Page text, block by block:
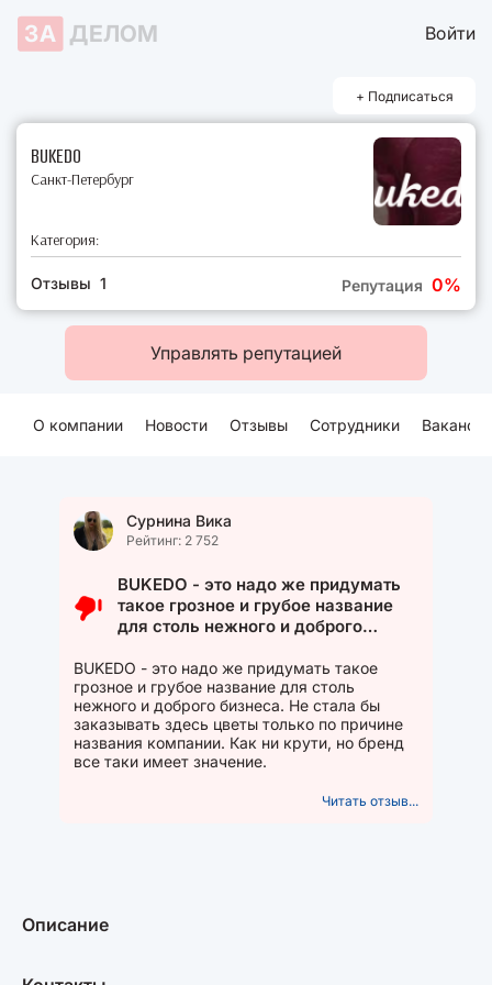
ЗА ДЕЛОМ Войти
+ Подписаться
BUKEDO
Санкт-Петербург
Категория:
Репутация 0%
Отзывы 1
Управлять репутацией
О компании Новости Отзывы Сотрудники Вакансии
Сурнина Вика
Рейтинг: 2 752
BUKEDO - это надо же придумать
такое грозное и грубое название
для столь нежного и доброго
здесь цветы только по причине
названия компании. Как ни крути,
но бренд все таки имеет значение.
BUKEDO - это надо же придумать такое
грозное и грубое название для столь
нежного и доброго бизнеса. Не стала бы
заказывать здесь цветы только по причине
названия компании. Как ни крути, но бренд
все таки имеет значение.
Читать отзыв...
Описание